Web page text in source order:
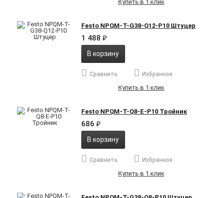
Купить в 1 клик
Festo NPQM-T-G38-Q12-P10 Штуцер
1 488₽
В корзину
Сравнить Избранное
Купить в 1 клик
Festo NPQM-T-Q8-E-P10 Тройник
686₽
В корзину
Сравнить Избранное
Купить в 1 клик